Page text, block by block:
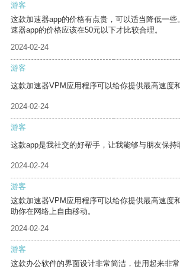
游客
这款加速器app的价格有点贵，可以适当降低一些
速器app的价格应该在50元以下才比较合理。
2024-02-24
游客
这款加速器VPM应用程序可以给你提供最高速度
2024-02-24
游客
这款app是我社交的好帮手，让我能够与朋友保持
2024-02-24
游客
这款加速器VPM应用程序可以给你提供最高速度
助你在网络上自由移动。
2024-02-24
游客
这款办公软件的界面设计非常简洁，使用起来非